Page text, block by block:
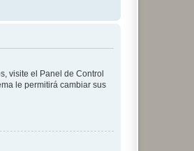
visite el Panel de Control
le permitirá cambiar sus